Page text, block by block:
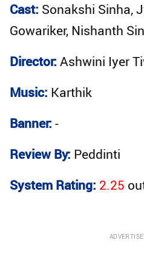
Cast: Sonakshi Sinha,
Gowariker, Nishanth
Director: Ashwini Iyer
Music: Karthik
Banner: -
Review By: Peddinti
System Rating: 2.25